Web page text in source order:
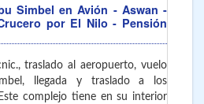
Simbel en Avión - Aswan -
por El Nilo - Pensión
traslado al aeropuerto, vuelo
llegada y traslado a los
complejo tiene en su interior